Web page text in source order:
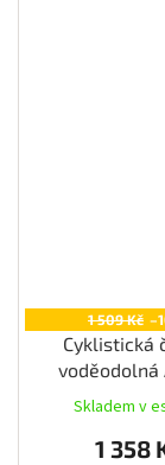
1 509 Kč
Cyklistická
voděodolná
ELEMENTS
Skladem v
1 358